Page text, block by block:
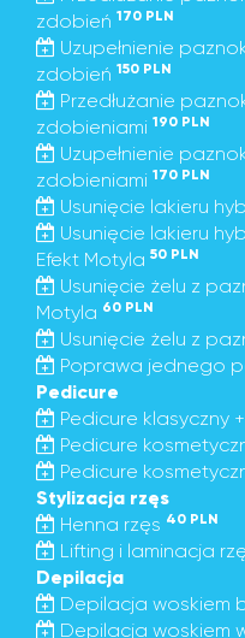
zdobień 170 PLN
Uzupełnienie
zdobień 150 PLN
Przedłużanie
zdobieniami 190 PLN
Uzupełnienie
zdobieniami 170 PLN
Usunięcie lakieru
Usunięcie lakieru
Efekt Motyla 50 PLN
Usunięcie żelu z
Motyla 60 PLN
Usunięcie żelu z
Poprawa jednego
Pedicure
Pedicure klasyczny
Pedicure
Pedicure
Stylizacja rzęs
Henna rzęs 40 PLN
Lifting i laminacja
Depilacja
Depilacja woskiem
Depilacja woskiem